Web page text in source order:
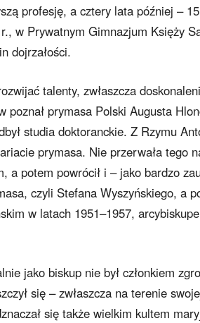
profesję, a cztery lata później –
w Prywatnym Gimnazjum Księży
dojrzałości.
talenty, zwłaszcza
poznał prymasa Polski Augusta
studia doktoranckie. Z Rzymu
prymasa. Nie przerwała tego
a potem powrócił i – jako bardzo
czyli Stefana Wyszyńskiego, a
w latach 1951–1957,
jako biskup nie był członkiem
się – zwłaszcza na terenie
się także wielkim kultem